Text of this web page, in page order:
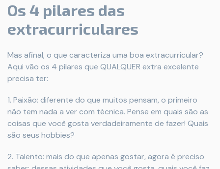
Os 4 pilares das
extracurriculares
Mas afinal, o que caracteriza uma boa extracurricular?
Aqui vão os 4 pilares que QUALQUER extra excelente
precisa ter:
1. Paixão: diferente do que muitos pensam, o primeiro
não tem nada a ver com técnica. Pense em quais são as
coisas que você gosta verdadeiramente de fazer! Quais
são seus hobbies?
2. Talento: mais do que apenas gostar, agora é preciso